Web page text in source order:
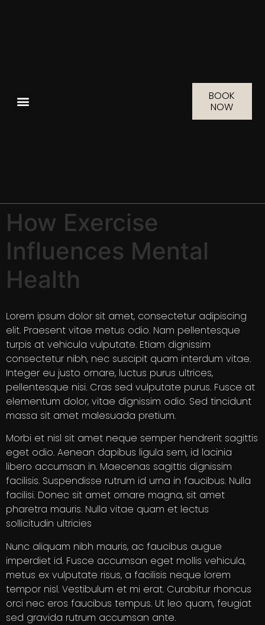
BOOK
NOW
How Exercise
Influences Mental
Health
Lorem ipsum dolor sit amet, consectetur adipiscing
elit. Praesent vitae metus odio. Nam pellentesque
turpis at vehicula vulputate. Etiam dignissim
consectetur nibh, nec suscipit quam interdum vitae.
Integer eu justo ornare, luctus purus ultrices,
pellentesque nisi. Cras sed vulputate purus. Fusce at
elementum dolor, vitae dignissim odio. Sed tincidunt
massa sit amet malesuada pretium.
Morbi et nisl sit amet neque semper hendrerit sagittis
eget odio. Aenean dapibus ligula sem, id lacinia
libero accumsan in. Maecenas sagittis dignissim
facilisis. Suspendisse rutrum id urna in faucibus. Nulla
facilisi. Donec sit amet ornare magna, sit amet
pharetra mauris. Nulla vitae quam et lectus
sollicitudin ultricies
Nunc aliquam nibh mauris, ac faucibus augue
imperdiet id. Fusce accumsan eget mollis vehicula,
metus ex vulputate risus, a facilisis neque lorem
tempor nisl. Vestibulum et mi erat. Curabitur rhoncus
orci nec eros faucibus tempus. Ut leo quam, feugiat
sed gravida rutrum accumsan ante.